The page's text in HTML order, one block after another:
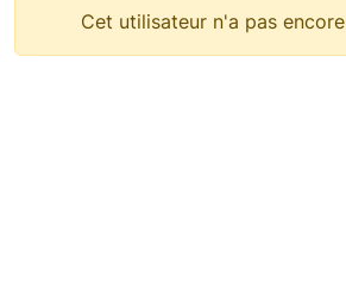
Cet utilisateur n'a pas